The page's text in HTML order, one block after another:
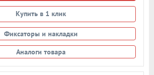
Купить в 1 клик
Фиксаторы и накладки
Аналоги товара